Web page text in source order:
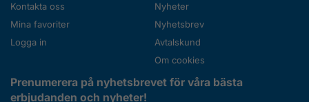
Kontakta oss
Mina favoriter
Logga in
Nyheter
Nyhetsbrev
Avtalskund
Om cookies
Prenumerera på nyhetsbrevet för våra bästa
erbjudanden och nyheter!